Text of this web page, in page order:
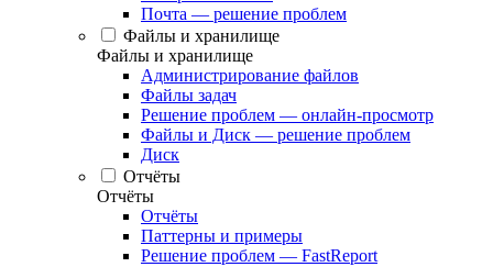
Почта — решение проблем
Файлы и хранилище
Файлы и хранилище
Администрирование файлов
Файлы задач
Решение проблем — онлайн-просмотр
Файлы и Диск — решение проблем
Диск
Отчёты
Отчёты
Отчёты
Паттерны и примеры
Решение проблем — FastReport